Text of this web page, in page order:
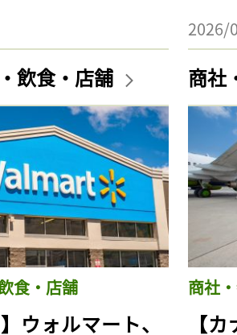
2026/
飲食・店舗
食・店舗
ウォルマート、
商社
商社
【